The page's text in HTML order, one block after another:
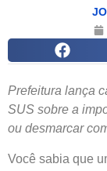
Prefeitura lança
SUS sobre a
ou desmarcar
Você sabia que